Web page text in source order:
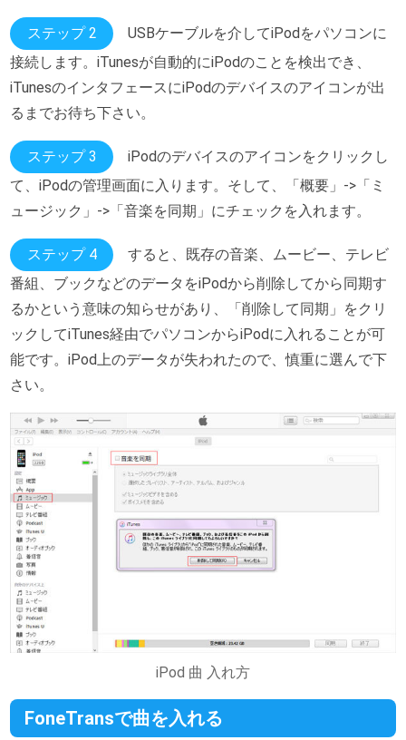
ステップ 2
USBケーブルを介してiPodをパソコンに
接続します。iTunesが自動的にiPodのことを検出でき、
iTunesのインタフェースにiPodのデバイスのアイコンが出
るまでお待ち下さい。
ステップ 3
iPodのデバイスのアイコンをクリックし
て、iPodの管理画面に入ります。そして、「概要」->「ミ
ュージック」->「音楽を同期」にチェックを入れます。
ステップ 4
すると、既存の音楽、ムービー、テレビ
番組、ブックなどのデータをiPodから削除してから同期す
るかという意味の知らせがあり、「削除して同期」をクリ
ックしてiTunes経由でパソコンからiPodに入れることが可
能です。iPod上のデータが失われたので、慎重に選んで下
さい。
iPod 曲 入れ方
FoneTransで曲を入れる